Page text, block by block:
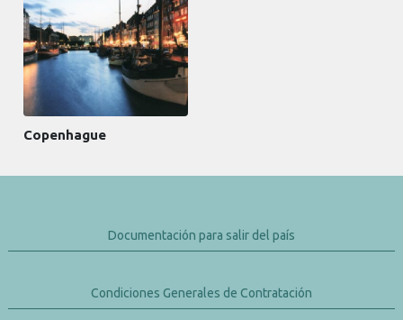
Copenhague
Documentación para salir del país
Condiciones Generales de Contratación